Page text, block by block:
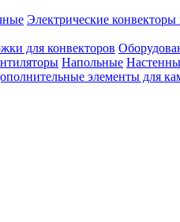
Электрические
для конвекторов
Напольные
элементы для